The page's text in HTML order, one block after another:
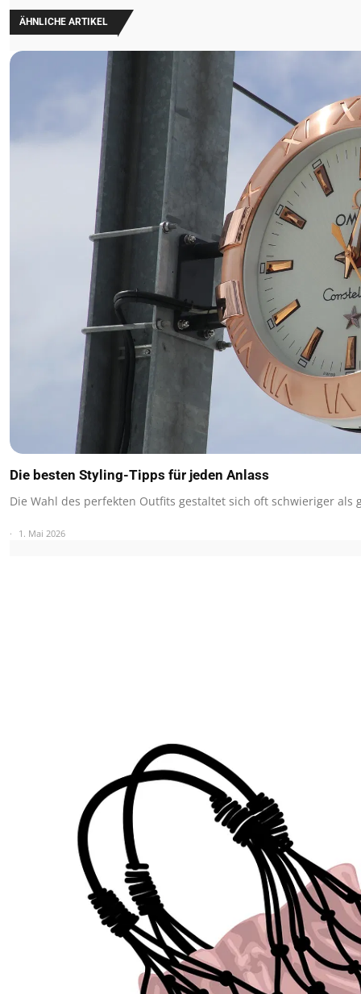
ÄHNLICHE ARTIKEL
Die besten Styling-Tipps für jeden Anlass
Die Wahl des perfekten Outfits gestaltet sich oft schwieriger als
1. Mai 2026